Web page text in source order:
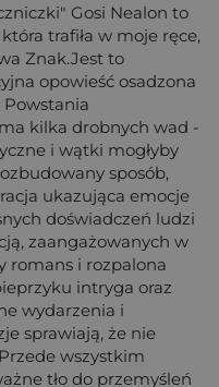
Gosi Nealon to
trafiła w moje ręce,
Znak.Jest to
opowieść osadzona
kilka drobnych wad -
i wątki mogłyby
sposób,
ukazująca emocje
doświadczeń ludzi
zaangażowanych w
romans i rozpalona
intryga oraz
wydarzenia i
sprawiają, że nie
wszystkim
tło do przemyśleń